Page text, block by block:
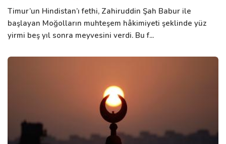
Timur’un Hindistan’ı fethi, Zahiruddin Şah Babur ile
başlayan Moğolların muhteşem hâkimiyeti şeklinde yüz
yirmi beş yıl sonra meyvesini verdi. Bu f...